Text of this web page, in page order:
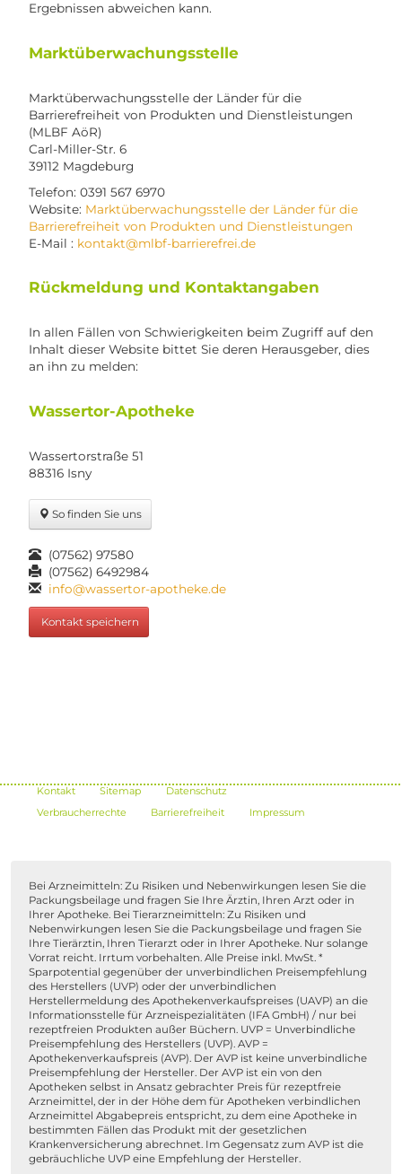
Ergebnissen abweichen kann.
Marktüberwachungsstelle
Marktüberwachungsstelle der Länder für die
Barrierefreiheit von Produkten und Dienstleistungen
(MLBF AöR)
Carl-Miller-Str. 6
39112 Magdeburg
Telefon: 0391 567 6970
Website: Marktüberwachungsstelle der Länder für die
Barrierefreiheit von Produkten und Dienstleistungen
E-Mail : kontakt@mlbf-barrierefrei.de
Rückmeldung und Kontaktangaben
In allen Fällen von Schwierigkeiten beim Zugriff auf den
Inhalt dieser Website bittet Sie deren Herausgeber, dies
an ihn zu melden:
Wassertor-Apotheke
Wassertorstraße 51
88316 Isny
So finden Sie uns
(07562) 97580
(07562) 6492984
info@wassertor-apotheke.de
Kontakt speichern
Kontakt Sitemap
Datenschutz
Verbraucherrechte
Barrierefreiheit Impressum
Bei Arzneimitteln: Zu Risiken und Nebenwirkungen lesen Sie die
Packungsbeilage und fragen Sie Ihre Ärztin, Ihren Arzt oder in
Ihrer Apotheke. Bei Tierarzneimitteln: Zu Risiken und
Nebenwirkungen lesen Sie die Packungsbeilage und fragen Sie
Ihre Tierärztin, Ihren Tierarzt oder in Ihrer Apotheke. Nur solange
Vorrat reicht. Irrtum vorbehalten. Alle Preise inkl. MwSt. *
Sparpotential gegenüber der unverbindlichen Preisempfehlung
des Herstellers (UVP) oder der unverbindlichen
Herstellermeldung des Apothekenverkaufspreises (UAVP) an die
Informationsstelle für Arzneispezialitäten (IFA GmbH) / nur bei
rezeptfreien Produkten außer Büchern. UVP = Unverbindliche
Preisempfehlung des Herstellers (UVP). AVP =
Apothekenverkaufspreis (AVP). Der AVP ist keine unverbindliche
Preisempfehlung der Hersteller. Der AVP ist ein von den
Apotheken selbst in Ansatz gebrachter Preis für rezeptfreie
Arzneimittel, der in der Höhe dem für Apotheken verbindlichen
Arzneimittel Abgabepreis entspricht, zu dem eine Apotheke in
bestimmten Fällen das Produkt mit der gesetzlichen
Krankenversicherung abrechnet. Im Gegensatz zum AVP ist die
gebräuchliche UVP eine Empfehlung der Hersteller.